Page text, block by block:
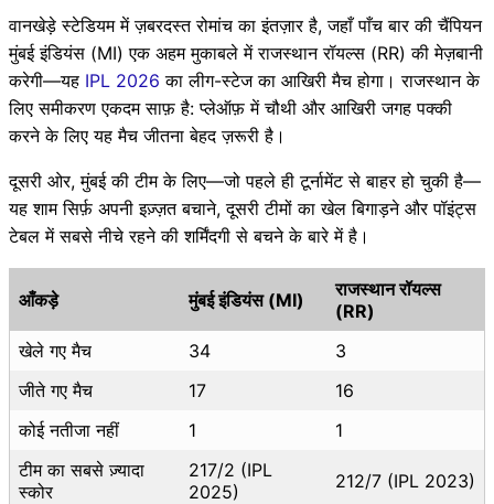
वानखेड़े स्टेडियम में ज़बरदस्त रोमांच का इंतज़ार है, जहाँ पाँच बार की चैंपियन
मुंबई इंडियंस (MI) एक अहम मुकाबले में राजस्थान रॉयल्स (RR) की मेज़बानी
करेगी—यह IPL 2026 का लीग-स्टेज का आखिरी मैच होगा। राजस्थान के
लिए समीकरण एकदम साफ़ है: प्लेऑफ़ में चौथी और आखिरी जगह पक्की
करने के लिए यह मैच जीतना बेहद ज़रूरी है।
दूसरी ओर, मुंबई की टीम के लिए—जो पहले ही टूर्नामेंट से बाहर हो चुकी है—
यह शाम सिर्फ़ अपनी इज़्ज़त बचाने, दूसरी टीमों का खेल बिगाड़ने और पॉइंट्स
टेबल में सबसे नीचे रहने की शर्मिंदगी से बचने के बारे में है।
आँकड़े मुंबई इंडियंस (MI)
राजस्थान रॉयल्स
(RR)
खेले गए मैच
34
3
जीते गए मैच
17
16
कोई नतीजा नहीं
1
1
टीम का सबसे ज़्यादा
स्कोर
217/2 (IPL
2025)
212/7 (IPL 2023)